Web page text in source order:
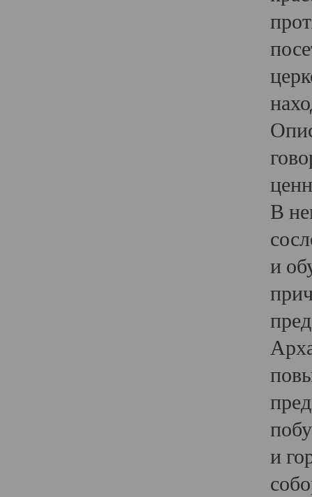
В
и
и